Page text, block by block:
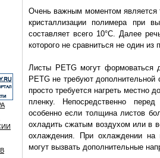
Очень важным моментом является
кристаллизации полимера при
составляет всего 10°С. Далее
которого не сравниться не один из
Листы PETG могут формоваться
PETG не требуют
просто требуется нагреть местно
пленку. Непосредственно
особенно если толщина листов
охладить сжатым воздухом или в
охлаждения. При охлаждении на
могут вызвать дополнительные